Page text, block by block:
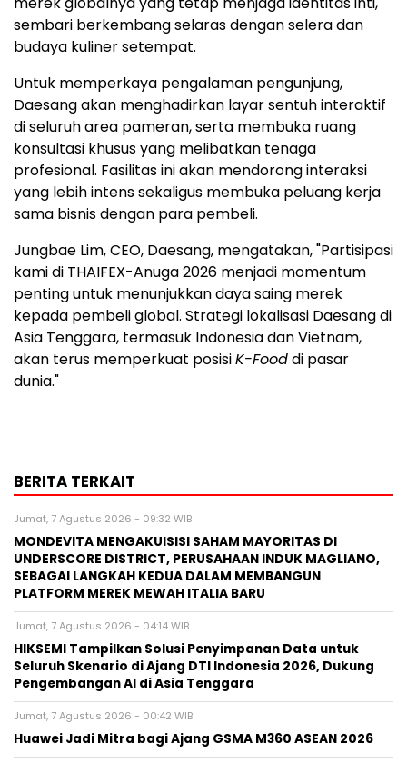
sembari berkembang selaras dengan selera dan
budaya kuliner setempat.
Untuk memperkaya pengalaman pengunjung,
Daesang akan menghadirkan layar sentuh interaktif
di seluruh area pameran, serta membuka ruang
konsultasi khusus yang melibatkan tenaga
profesional. Fasilitas ini akan mendorong interaksi
yang lebih intens sekaligus membuka peluang kerja
sama bisnis dengan para pembeli.
Jungbae Lim, CEO, Daesang, mengatakan, "Partisipasi
kami di THAIFEX-Anuga 2026 menjadi momentum
penting untuk menunjukkan daya saing merek
kepada pembeli global. Strategi lokalisasi Daesang di
Asia Tenggara, termasuk Indonesia dan Vietnam,
akan terus memperkuat posisiK-Fooddi pasar
dunia."
BERITA TERKAIT
Jumat, 7 Agustus 2026 - 09:32 WIB
MONDEVITA MENGAKUISISI SAHAM MAYORITAS DI
UNDERSCORE DISTRICT, PERUSAHAAN INDUK MAGLIANO,
SEBAGAI LANGKAH KEDUA DALAM MEMBANGUN
PLATFORM MEREK MEWAH ITALIA BARU
Jumat, 7 Agustus 2026 - 04:14 WIB
HIKSEMI Tampilkan Solusi Penyimpanan Data untuk
Seluruh Skenario di Ajang DTI Indonesia 2026, Dukung
Pengembangan AI di Asia Tenggara
Jumat, 7 Agustus 2026 - 00:42 WIB
Huawei Jadi Mitra bagi Ajang GSMA M360 ASEAN 2026